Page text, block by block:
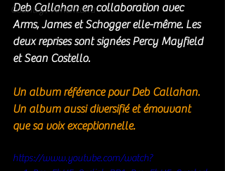
Country / Americana
Deb Callahan en collaboration avec
Arms, James et Schogger elle-même. Les
deux reprises sont signées Percy Mayfield
et Sean Costello.
Un album référence pour Deb Callahan.
Un album aussi diversifié et émouvant
que sa voix exceptionnelle.
https://www.youtube.com/watch?